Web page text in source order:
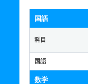
国語
科目
国語
数学